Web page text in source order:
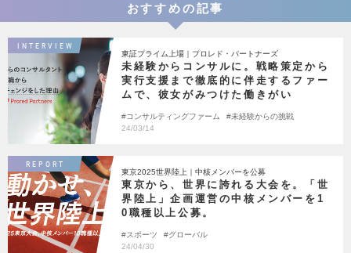
おすすめの記事
INTERVIEW
東証プライム上場｜プロレド・パートナーズ
未経験からコンサルに。戦略策定から
実行支援まで徹底的に伴走するファー
ムで、彼女がみつけた働きがい
コンサルティングファーム
未経験からの挑戦
24/03/14
REPORT
東京2025世界陸上｜中核メンバーを公募
東京から、世界に誇れる大会を。「世
界陸上」企画運営の中核メンバーを1
0職種以上公募。
スポーツ
グローバル
24/04/30